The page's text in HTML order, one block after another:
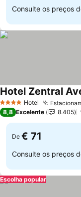
Consulte os preços
4 EstrelasHotel
Hotel Zentral
8,8 Excelente 8.405
De € 71
Consulte os preços
Escolha popular